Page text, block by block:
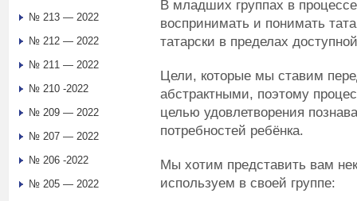
В младших группах в
воспринимать и понимать
татарски в пределах
Цели, которые мы ставим
абстрактными, поэтому
целью удовлетворения
потребностей ребёнка.
Мы хотим представить вам
используем в своей группе:
№ 213 — 2022
№ 212 — 2022
№ 211 — 2022
№ 210 -2022
№ 209 — 2022
№ 207 — 2022
№ 206 -2022
№ 205 — 2022